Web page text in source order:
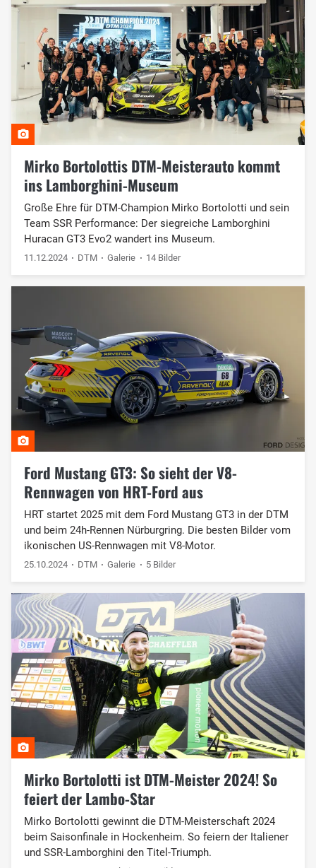
Mirko Bortolottis DTM-Meisterauto kommt
ins Lamborghini-Museum
Große Ehre für DTM-Champion Mirko Bortolotti und sein
Team SSR Performance: Der siegreiche Lamborghini
Huracan GT3 Evo2 wandert ins Museum.
11.12.2024 DTM Galerie 14 Bilder
Ford Mustang GT3: So sieht der V8-
Rennwagen von HRT-Ford aus
HRT startet 2025 mit dem Ford Mustang GT3 in der DTM
und beim 24h-Rennen Nürburgring. Die besten Bilder vom
ikonischen US-Rennwagen mit V8-Motor.
25.10.2024 DTM Galerie 5 Bilder
Mirko Bortolotti ist DTM-Meister 2024! So
feiert der Lambo-Star
Mirko Bortolotti gewinnt die DTM-Meisterschaft 2024
beim Saisonfinale in Hockenheim. So feiern der Italiener
und SSR-Lamborghini den Titel-Triumph.